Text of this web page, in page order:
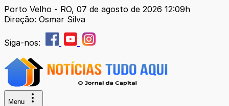
Porto Velho - RO, 07 de agosto de 2026 12:09h
Direção: Osmar Silva
Siga-nos:
Menu